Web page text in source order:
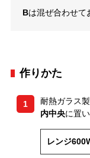
Bは混ぜ合わせて
作りかた
1 耐熱ガラス
内中央に置
レンジ